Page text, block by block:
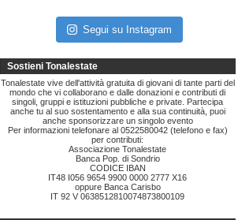
Segui su Instagram
Sostieni Tonalestate
Tonalestate vive dell'attività gratuita di giovani di tante parti del
mondo che vi collaborano e dalle donazioni e contributi di
singoli, gruppi e istituzioni pubbliche e private. Partecipa
anche tu al suo sostentamento e alla sua continuità, puoi
anche sponsorizzare un singolo evento
Per informazioni telefonare al 0522580042 (telefono e fax)
per contributi:
Associazione Tonalestate
Banca Pop. di Sondrio
CODICE IBAN
IT48 I056 9654 9900 0000 2777 X16
oppure Banca Carisbo
IT 92 V 0638512810074873800109